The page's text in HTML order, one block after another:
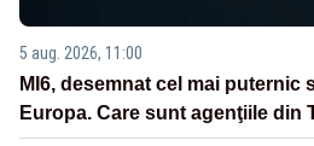
5 aug. 2026, 11:00
MI6, desemnat cel mai puternic
Europa. Care sunt agenţiile din